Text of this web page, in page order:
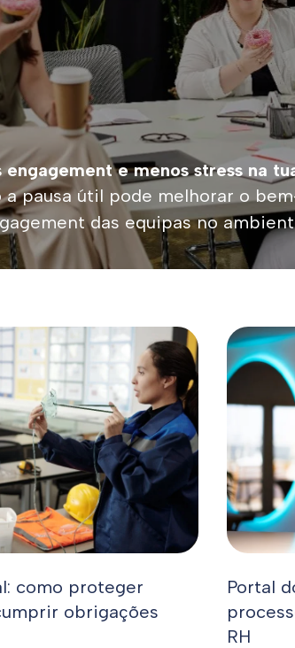
engagement e menos stress na
pausa útil pode melhorar o
das equipas no
como proteger
obrigações
Portal
RH